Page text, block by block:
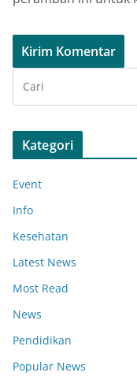
Kategori
Event
Info
Kesehatan
Latest News
Most Read
News
Pendidikan
Popular News